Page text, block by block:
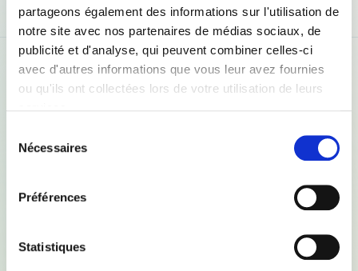
partageons également des informations sur l'utilisation de
notre site avec nos partenaires de médias sociaux, de
publicité et d'analyse, qui peuvent combiner celles-ci
avec d'autres informations que vous leur avez fournies
ou qu'ils ont collectées lors de votre utilisation de leurs
Nécessaires
Préférences
Statistiques
Outils RH - Management
Page
Entretiens
document